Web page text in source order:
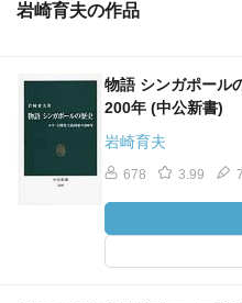
岩崎育夫の作品
物語 シンガポール
200年 (中公新書)
岩崎育夫
678 3.99